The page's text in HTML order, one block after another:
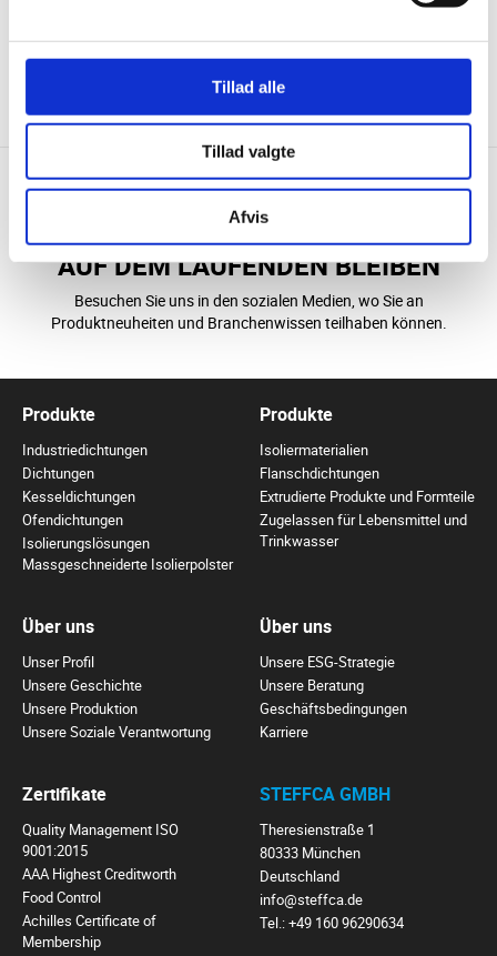
Tillad alle
Tillad valgte
Afvis
KONTAKT DOWNLOAD
AUF DEM LAUFENDEN BLEIBEN
Besuchen Sie uns in den sozialen Medien, wo Sie an
Produktneuheiten und Branchenwissen teilhaben können.
Produkte
Industriedichtungen
Dichtungen
Kesseldichtungen
Ofendichtungen
Isolierungslösungen
Massgeschneiderte Isolierpolster
Produkte
Isoliermaterialien
Flanschdichtungen
Extrudierte Produkte und Formteile
Zugelassen für Lebensmittel und
Trinkwasser
Über uns
Unser Profil
Unsere Geschichte
Unsere Produktion
Unsere Soziale Verantwortung
Über uns
Unsere ESG-Strategie
Unsere Beratung
Geschäftsbedingungen
Karriere
Zertifikate
Quality Management ISO
9001:2015
AAA Highest Creditworth
Food Control
Achilles Certificate of
Membership
STEFFCA GMBH
Theresienstraße 1
80333 München
Deutschland
info@steffca.de
Tel.:+49 160 96290634